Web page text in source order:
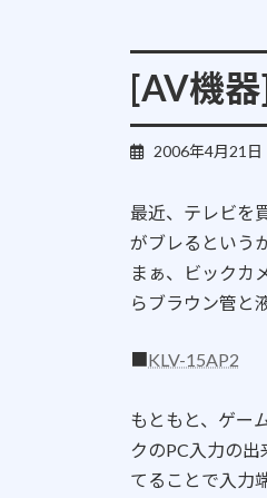
[AV機器
2006年4月21日
最近、テレビを
がブレるという
まぁ、ビックカ
らブラウン管と
KLV-15AP2
もともと、ゲー
クのPC入力の
てることで入力